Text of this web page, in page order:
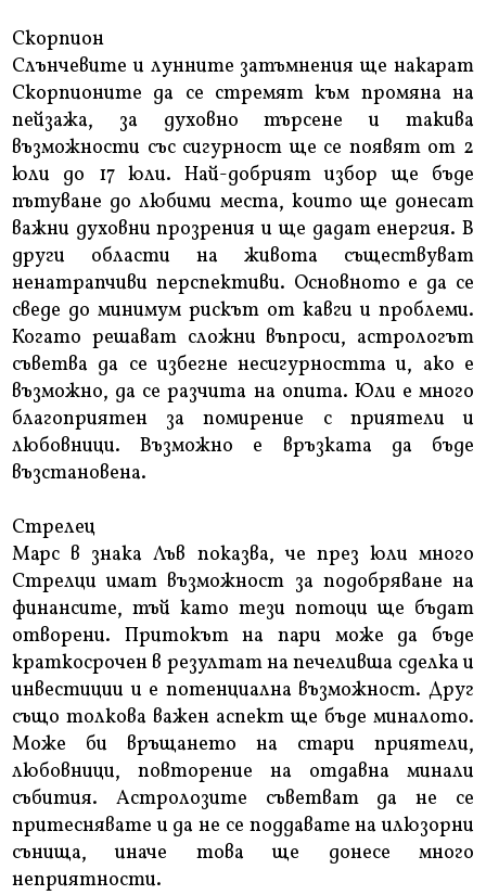
Скорпион
Слънчевите и лунните затъмнения ще накарат
Скорпионите да се стремят към промяна на
пейзажа, за духовно търсене и такива
възможности със сигурност ще се появят от 2
юли до 17 юли. Най-добрият избор ще бъде
пътуване до любими места, които ще донесат
важни духовни прозрения и ще дадат енергия. В
други области на живота съществуват
ненатрапчиви перспективи. Основното е да се
сведе до минимум рискът от кавги и проблеми.
Когато решават сложни въпроси, астрологът
съветва да се избегне несигурността и, ако е
възможно, да се разчита на опита. Юли е много
благоприятен за помирение с приятели и
любовници. Възможно е връзката да бъде
възстановена.
Стрелец
Марс в знака Лъв показва, че през юли много
Стрелци имат възможност за подобряване на
финансите, тъй като тези потоци ще бъдат
отворени. Притокът на пари може да бъде
краткосрочен в резултат на печеливша сделка и
инвестиции и е потенциална възможност. Друг
също толкова важен аспект ще бъде миналото.
Може би връщането на стари приятели,
любовници, повторение на отдавна минали
събития. Астролозите съветват да не се
притеснявате и да не се поддавате на илюзорни
сънища, иначе това ще донесе много
неприятности.